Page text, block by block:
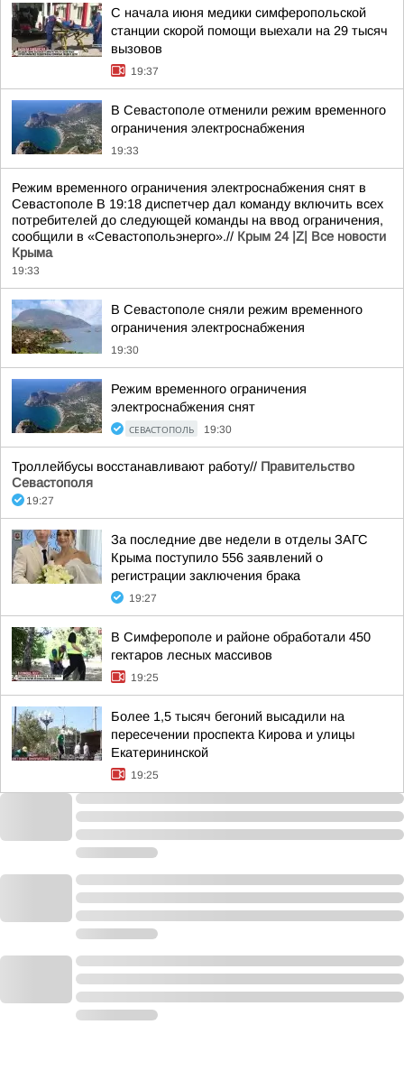
С начала июня медики симферопольской
станции скорой помощи выехали на 29 тысяч
вызовов
19:37
В Севастополе отменили режим временного
ограничения электроснабжения
19:33
Режим временного ограничения электроснабжения снят в
Севастополе В 19:18 диспетчер дал команду включить всех
потребителей до следующей команды на ввод ограничения,
сообщили в «Севастопольэнерго».// Крым 24 |Z| Все новости
Крыма
19:33
В Севастополе сняли режим временного
ограничения электроснабжения
19:30
Режим временного ограничения
электроснабжения снят
СЕВАСТОПОЛЬ 19:30
Троллейбусы восстанавливают работу// Правительство
Севастополя
19:27
За последние две недели в отделы ЗАГС
Крыма поступило 556 заявлений о
регистрации заключения брака
19:27
В Симферополе и районе обработали 450
гектаров лесных массивов
19:25
Более 1,5 тысяч бегоний высадили на
пересечении проспекта Кирова и улицы
Екатерининской
19:25